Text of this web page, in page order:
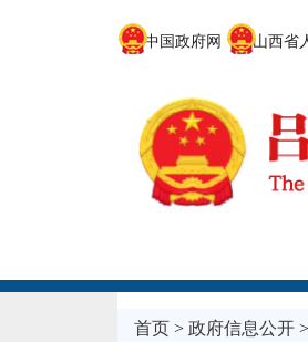
中国政府网 山西省人
首页> 政府信息公开